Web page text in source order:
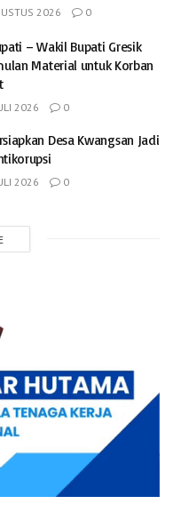
2026 0
– Wakil Bupati Gresik
Material untuk Korban
2026 0
Desa Kwangsan Jadi
2026 0